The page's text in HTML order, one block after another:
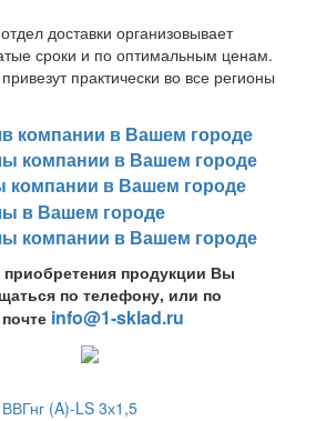
доставки организовывает
сроки и по оптимальным ценам.
практически во все регионы
продукции Вы
по телефону, или по
info@1-sklad.ru
(A)-LS 3х1,5